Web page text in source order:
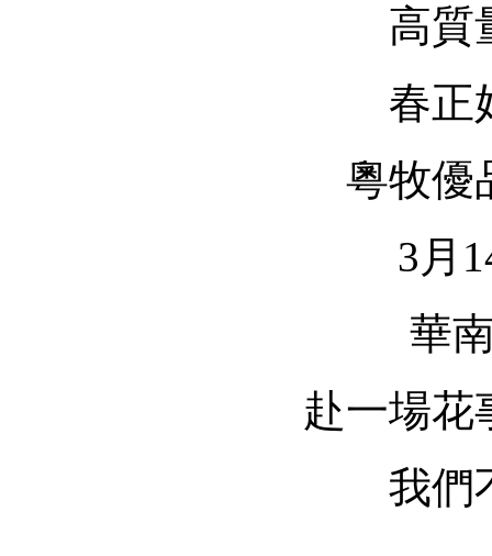
高質
春正
粵牧優
3月
華
赴一場花
我們